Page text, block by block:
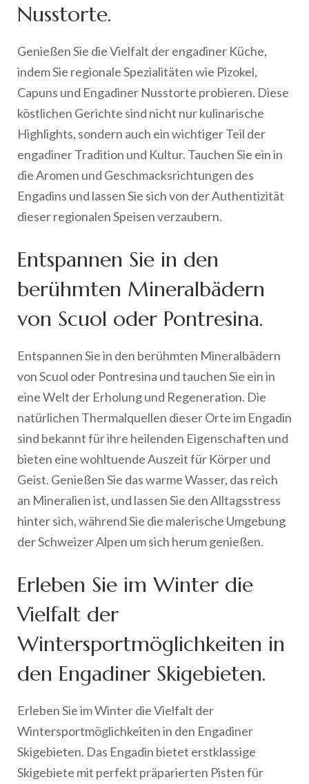
Nusstorte.
Genießen Sie die Vielfalt der engadiner Küche,
indem Sie regionale Spezialitäten wie Pizokel,
Capuns und Engadiner Nusstorte probieren. Diese
köstlichen Gerichte sind nicht nur kulinarische
Highlights, sondern auch ein wichtiger Teil der
engadiner Tradition und Kultur. Tauchen Sie ein in
die Aromen und Geschmacksrichtungen des
Engadins und lassen Sie sich von der Authentizität
dieser regionalen Speisen verzaubern.
Entspannen Sie in den
berühmten Mineralbädern
von Scuol oder Pontresina.
Entspannen Sie in den berühmten Mineralbädern
von Scuol oder Pontresina und tauchen Sie ein in
eine Welt der Erholung und Regeneration. Die
natürlichen Thermalquellen dieser Orte im Engadin
sind bekannt für ihre heilenden Eigenschaften und
bieten eine wohltuende Auszeit für Körper und
Geist. Genießen Sie das warme Wasser, das reich
an Mineralien ist, und lassen Sie den Alltagsstress
hinter sich, während Sie die malerische Umgebung
der Schweizer Alpen um sich herum genießen.
Erleben Sie im Winter die
Vielfalt der
Wintersportmöglichkeiten in
den Engadiner Skigebieten.
Erleben Sie im Winter die Vielfalt der
Wintersportmöglichkeiten in den Engadiner
Skigebieten. Das Engadin bietet erstklassige
Skigebiete mit perfekt präparierten Pisten für